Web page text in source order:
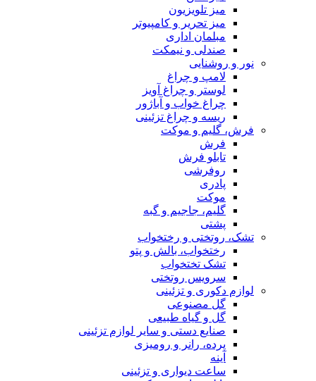
میز تلویزیون
میز تحریر و کامپیوتر
مبلمان اداری
صندلی و نیمکت
نور و روشنایی
لامپ و چراغ
لوستر و چراغ آویز
چراغ خواب و آباژور
ریسه و چراغ تزئینی
فرش، گلیم و موکت
فرش
تابلو فرش
روفرشی
پادری
موکت
گلیم، جاجیم و گبه
پشتی
تشک، روتختی و رختخواب
رختخواب، بالش و پتو
تشک تختخواب
سرویس روتختی
لوازم دکوری و تزئینی
گل مصنوعی
گل و گیاه طبیعی
صنایع دستی و سایر لوازم تزئینی
پرده، رانر و رومیزی
آینه
ساعت دیواری و تزئینی